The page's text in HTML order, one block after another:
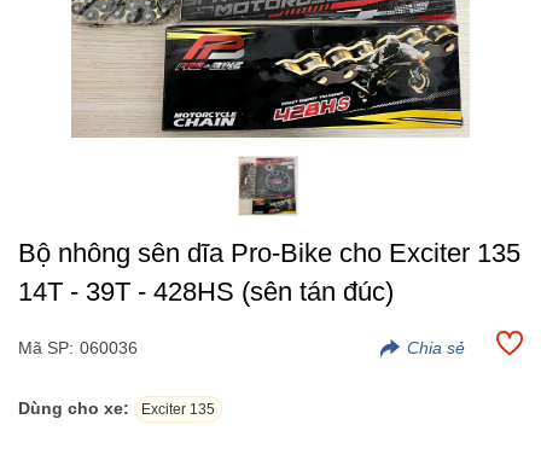
Bộ nhông sên dĩa Pro-Bike cho Exciter 135
14T - 39T - 428HS (sên tán đúc)
Mã SP: 060036
Dùng cho xe: Exciter 135